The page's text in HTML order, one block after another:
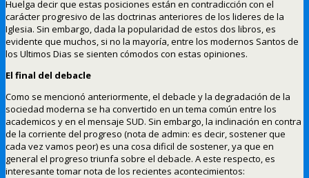
Huelga decir que estas posiciones están en contradicción con el
carácter progresivo de las doctrinas anteriores de los lideres de la
Iglesia. Sin embargo, dada la popularidad de estos dos libros, es
evidente que muchos, si no la mayoría, entre los modernos Santos de
los Ultimos Dias se sienten cómodos con estas opiniones.
El final del debacle
Como se mencionó anteriormente, el debacle y la degradación de la
sociedad moderna se ha convertido en un tema común entre los
academicos y en el mensaje SUD. Sin embargo, la inclinación en contra
de la corriente del progreso (nota de admin: es decir, sostener que
cada vez vamos peor) es una cosa dificil de sostener, ya que en
general el progreso triunfa sobre el debacle. A este respecto, es
interesante tomar nota de los recientes acontecimientos: